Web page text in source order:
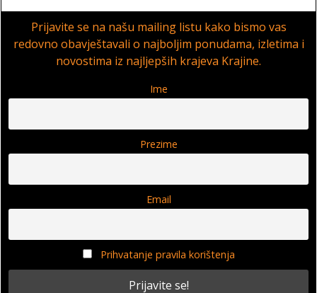
Prijavite se na našu mailing listu kako bismo vas
redovno obavještavali o najboljim ponudama, izletima i
novostima iz najljepših krajeva Krajine.
Ime
Prezime
Email
Prihvatanje pravila korištenja